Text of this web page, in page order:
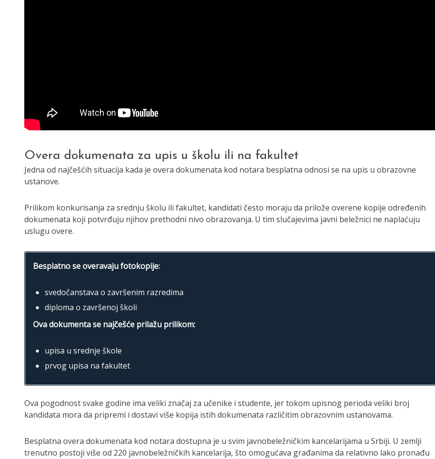
Overa dokumenata za upis u školu ili na fakultet
Jedna od najčešćih situacija kada je overa dokumenata kod notara besplatna odnosi se na upis u obrazovne
ustanove.
Prilikom konkurisanja za srednju školu ili fakultet, kandidati često moraju da prilože overene kopije određenih
dokumenata koji potvrđuju njihov prethodni nivo obrazovanja. U tim slučajevima javni beležnici ne naplaćuju
uslugu overe.
Besplatno se overavaju fotokopije:
svedočanstava o završenim razredima
diploma o završenoj školi
Ova dokumenta se najčešće prilažu prilikom:
upisa u srednje škole
prvog upisa na fakultet
Ova pogodnost svake godine ima veliki značaj za učenike i studente, jer tokom upisnog perioda veliki broj
kandidata mora da pripremi i dostavi više kopija istih dokumenata različitim obrazovnim ustanovama.
Besplatna overa dokumenata kod notara dostupna je u svim javnobeležničkim kancelarijama u Srbiji. U zemlji
trenutno postoji više od 220 javnobeležničkih kancelarija, što omogućava građanima da relativno lako pronađu